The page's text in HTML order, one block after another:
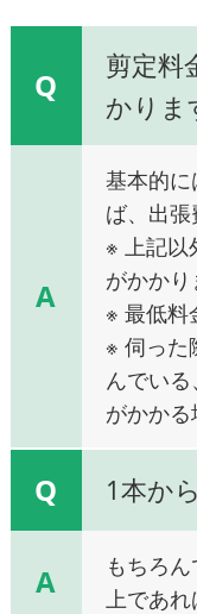
Q
剪定料
かりま
A
基本的
ば、出張
※ 上記以
がかかり
※ 最低料
※ 伺った
んでい
がかかる
Q 1本か
A
もちろ
上であ